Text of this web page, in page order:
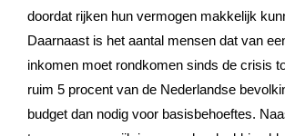
doordat rijken hun vermogen makkelijk
Daarnaast is het aantal mensen dat van
inkomen moet rondkomen sinds de crisis
ruim 5 procent van de Nederlandse
budget dan nodig voor basisbehoeftes.